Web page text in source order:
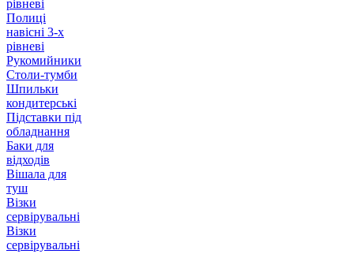
рівневі
Полиці
навісні 3-х
рівневі
Рукомийники
Столи-тумби
Шпильки
кондитерські
Підставки під
обладнання
Баки для
відходів
Вішала для
туш
Візки
сервірувальні
Візки
сервірувальні